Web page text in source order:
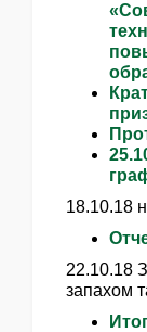
18.10.18
22.10.18
запахом